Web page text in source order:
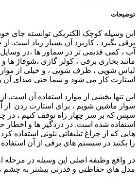
توضیحات
این وسیله کوچک الکتریکی توانسته جای
برقی بگیرد . کاربرد آن بسیار زیاد است.
آب ، کمی قدیمی تر در سماور ها ،در
مانند بخاری برقی ، کولر گازی ،شوفاژ ها
لباس شویی ، ظرف شویی ، و خیلی از موارد
استارت کار می شود و شما حتی صدای آن را
این تنها بخشی از موارد استفاده آن است. از
سوار ماشین شویم ، برای استارت زدن از
سپس که بر سر چهار راه توقف کنیم ، در
استفاده شده است. در دزدگیر ها و اخطار
هایی که از چراغ تبلیغاتی نئونی استفاده
را بکنید در سیستم های برقی از آن
در واقع وظیفه اصلی این وسیله در مرحله
مدل های حفاظتی و قدرتی بیشتر به چشم